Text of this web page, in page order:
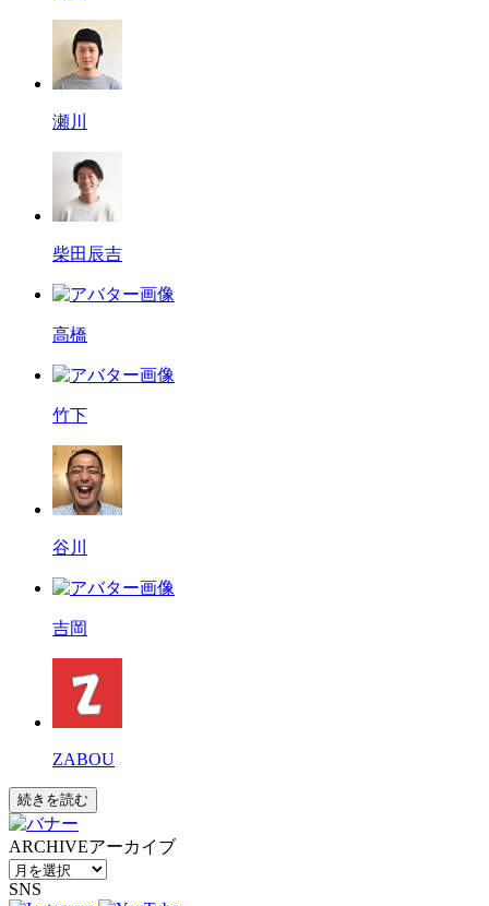
瀬川
柴田辰吉
高橋
竹下
谷川
吉岡
ZABOU
続きを読む
ARCHIVEアーカイブ
SNS